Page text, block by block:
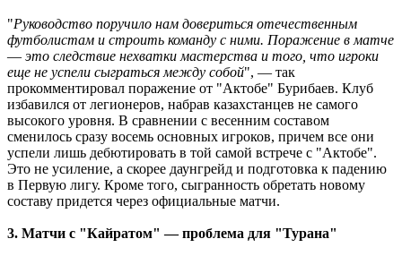
"Руководство поручило нам довериться отечественным
футболистам и строить команду с ними. Поражение в матче
― это следствие нехватки мастерства и того, что игроки
еще не успели сыграться между собой", ― так
прокомментировал поражение от "Актобе" Бурибаев. Клуб
избавился от легионеров, набрав казахстанцев не самого
высокого уровня. В сравнении с весенним составом
сменилось сразу восемь основных игроков, причем все они
успели лишь дебютировать в той самой встрече с "Актобе".
Это не усиление, а скорее даунгрейд и подготовка к падению
в Первую лигу. Кроме того, сыгранность обретать новому
составу придется через официальные матчи.
3. Матчи с "Кайратом" ― проблема для "Турана"